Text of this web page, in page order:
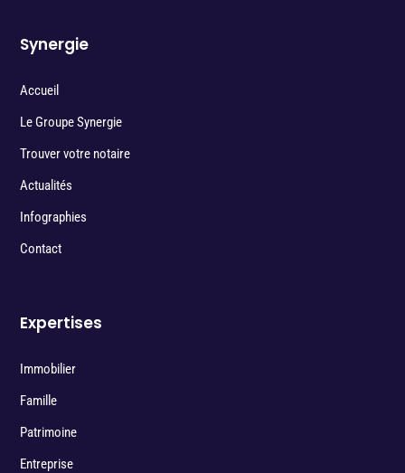
Synergie
Accueil
Le Groupe Synergie
Trouver votre notaire
Actualités
Infographies
Contact
Expertises
Immobilier
Famille
Patrimoine
Entreprise